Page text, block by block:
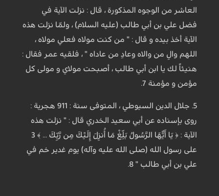
العاشر من الوجوه المذكورة ، قال : نزلت الآية في
فضل علي بن أبي طالب (عليه السلام) ، ولمّا نزلت هذه
الآية أخذ بيده و قال : " من كنت مولاه فعلي مولاه ،
اللهم والِ من والاه وعادِ من عاداه " ، فلقيه عمر فقال :
هنيئاً لك يا ابن أبي طالب ، أصبحت مولاي و مولى كل
مؤمن و مؤمنة 7.
5. جلال الدين السيوطي ، المتوفى سنة : 911 هجرية :
روى بإسناده عن أبي سعيد الخدري قال : " نزلت هذه
الآية : ﴿ يَا أَيُّهَا الرَّسُولُ بَلِّغْ مَا أُنزِلَ إِلَيْكَ مِن رَّبِّكَ ... ﴾ 3
على رسول الله (صلى الله عليه وآله) يوم غدير خم في
علي بن أبي طالب " 8.